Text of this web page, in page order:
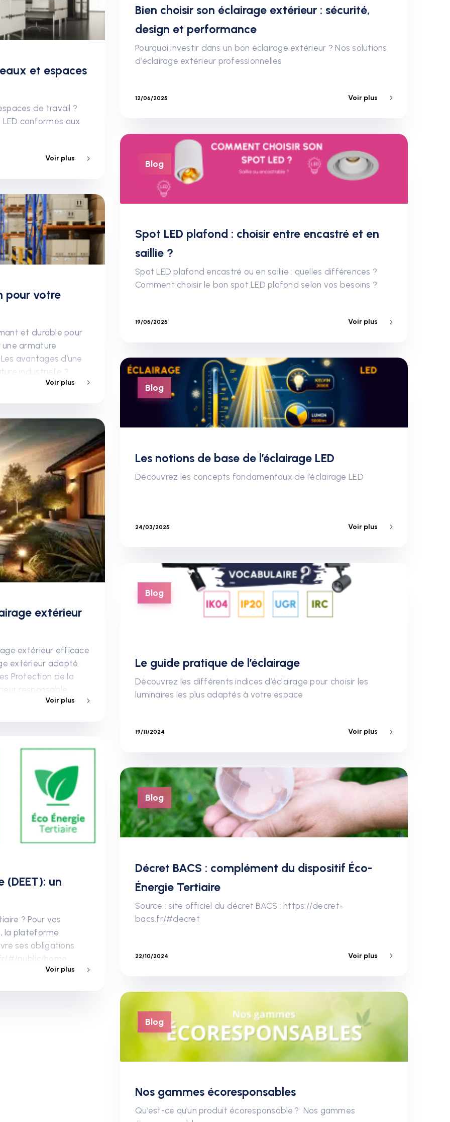
et espaces
de travail ?
conformes aux
Voir plus
Bien choisir son éclairage extérieur : sécurité,
design et performance
Pourquoi investir dans un bon éclairage extérieur ? Nos solutions
d’éclairage extérieur professionnelles
12/06/2025 Voir plus
Blog
Spot LED plafond : choisir entre encastré et en
saillie ?
Spot LED plafond encastré ou en saillie : quelles différences ?
Comment choisir le bon spot LED plafond selon vos besoins ?
19/05/2025 Voir plus
pour votre
et durable pour
une armature
avantages d’une
industrielle ?
? Nos armatures
Voir plus
Blog
Les notions de base de l’éclairage LED
Découvrez les concepts fondamentaux de l’éclairage LED
24/03/2025 Voir plus
extérieur
extérieur efficace
extérieur adapté
Protection de la
responsable
de vos
Voir plus
Blog
Le guide pratique de l’éclairage
Découvrez les différents indices d’éclairage pour choisir les
luminaires les plus adaptés à votre espace
19/11/2024 Voir plus
un
? Pour vos
la plateforme
ses obligations
#/public/home
Voir plus
Blog
Décret BACS : complément du dispositif Éco-
Énergie Tertiaire
Source : site officiel du décret BACS : https://decret-
bacs.fr/#decret
22/10/2024 Voir plus
Blog
Nos gammes écoresponsables
Qu’est-ce qu’un produit écoresponsable ? Nos gammes